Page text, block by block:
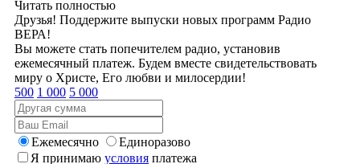
Читать полностью
Друзья! Поддержите выпуски новых программ Радио
ВЕРА!
Вы можете стать попечителем радио, установив
ежемесячный платеж. Будем вместе свидетельствовать
миру о Христе, Его любви и милосердии!
500 1 000 5 000
Ежемесячно
Единоразово
Я принимаю условия платежа